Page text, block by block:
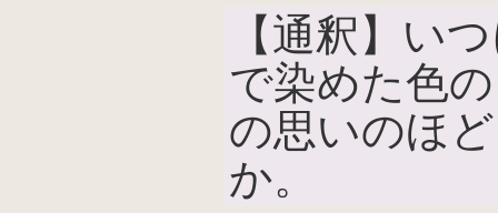
【通釈】い
で染めた色
の思いのほ
か。